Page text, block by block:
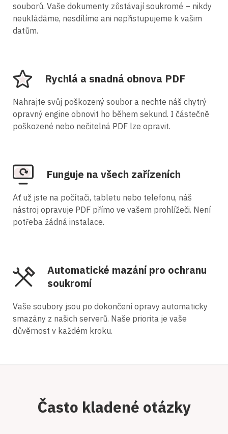
souborů. Vaše dokumenty zůstávají soukromé – nikdy
neukládáme, nesdílíme ani nepřistupujeme k vašim
datům.
Rychlá a snadná obnova PDF
Nahrajte svůj poškozený soubor a nechte náš chytrý
opravný engine obnovit ho během sekund. I částečně
poškozené nebo nečitelná PDF lze opravit.
Funguje na všech zařízeních
Ať už jste na počítači, tabletu nebo telefonu, náš
nástroj opravuje PDF přímo ve vašem prohlížeči. Není
potřeba žádná instalace.
Automatické mazání pro ochranu
soukromí
Vaše soubory jsou po dokončení opravy automaticky
smazány z našich serverů. Naše priorita je vaše
důvěrnost v každém kroku.
Často kladené otázky